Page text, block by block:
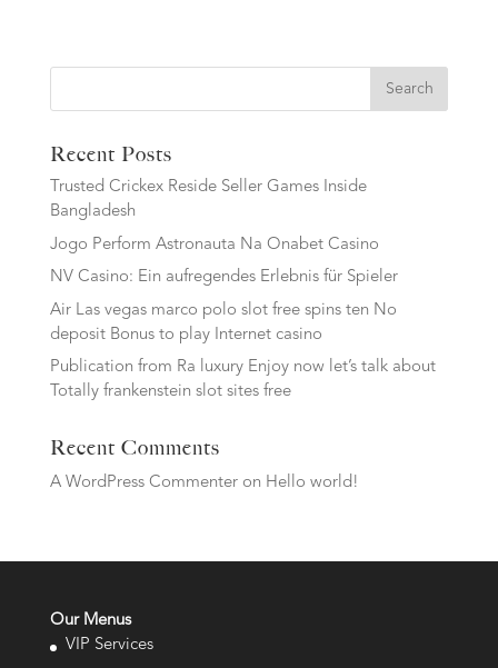
Search
Recent Posts
Trusted Crickex Reside Seller Games Inside
Bangladesh
Jogo Perform Astronauta Na Onabet Casino
NV Casino: Ein aufregendes Erlebnis für Spieler
Air Las vegas marco polo slot free spins ten No
deposit Bonus to play Internet casino
Publication from Ra luxury Enjoy now let’s talk about
Totally frankenstein slot sites free
Recent Comments
A WordPress Commenteron Hello world!
Our Menus
VIP Services